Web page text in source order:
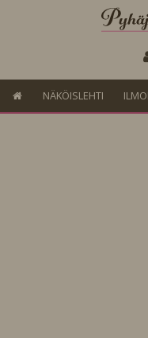
NÄKÖISLEHTI